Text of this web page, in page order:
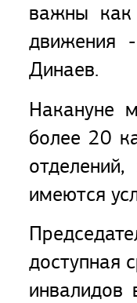
важны как
движения
Динаев.
Накануне
более 20
имеются
доступная
инвалидов